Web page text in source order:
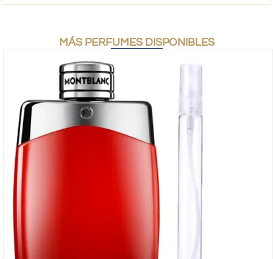
MÁS PERFUMES DISPONIBLES